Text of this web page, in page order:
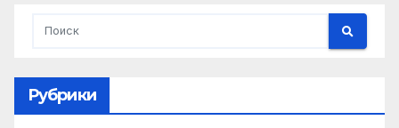
Рубрики